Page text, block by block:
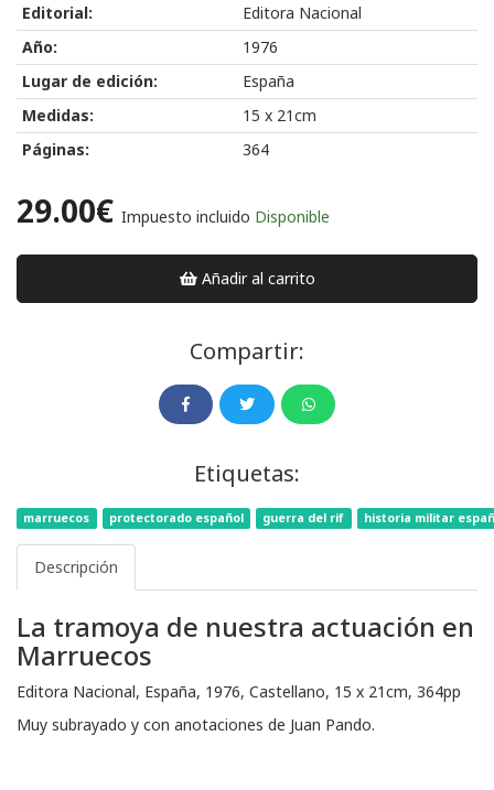
Editorial:
Editora Nacional
Año:
1976
Lugar de edición:
España
Medidas:
15 x 21cm
Páginas:
364
29.00€ Impuesto incluido Disponible
Añadir al carrito
Compartir:
Etiquetas:
marruecos protectorado español guerra del rif historia militar
Descripción
La tramoya de nuestra actuación en
Marruecos
Editora Nacional, España, 1976, Castellano, 15 x 21cm, 364pp
Muy subrayado y con anotaciones de Juan Pando.